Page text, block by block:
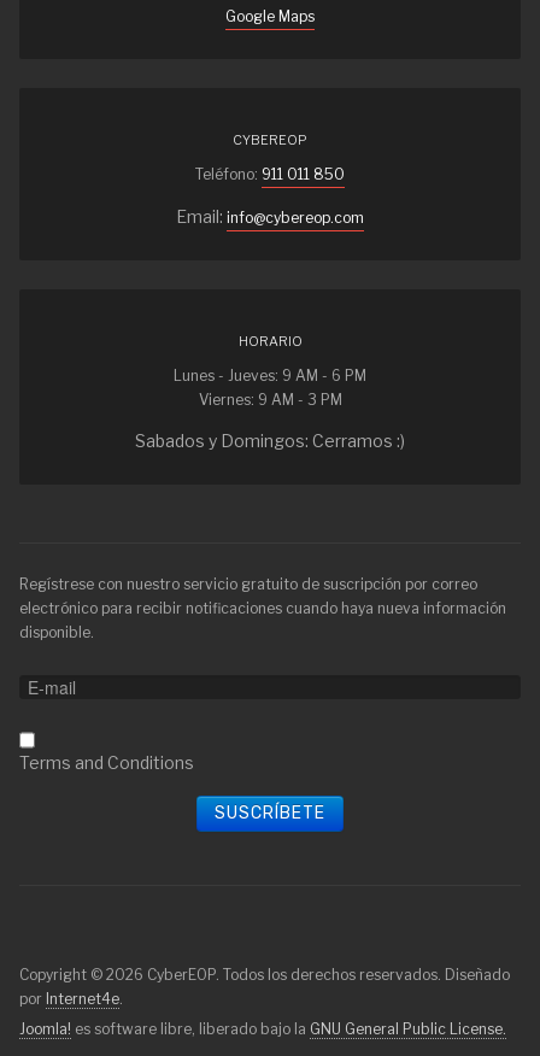
Google Maps
CYBEREOP
Teléfono: 911 011 850
Email: info@cybereop.com
HORARIO
Lunes - Jueves: 9 AM - 6 PM
Viernes: 9 AM - 3 PM
Sabados y Domingos: Cerramos :)
Regístrese con nuestro servicio gratuito de suscripción por correo
electrónico para recibir notificaciones cuando haya nueva información
disponible.
Terms and Conditions
Copyright © 2026 CyberEOP. Todos los derechos reservados. Diseñado
por Internet4e
Joomla! es software libre, liberado bajo la GNU General Public License.